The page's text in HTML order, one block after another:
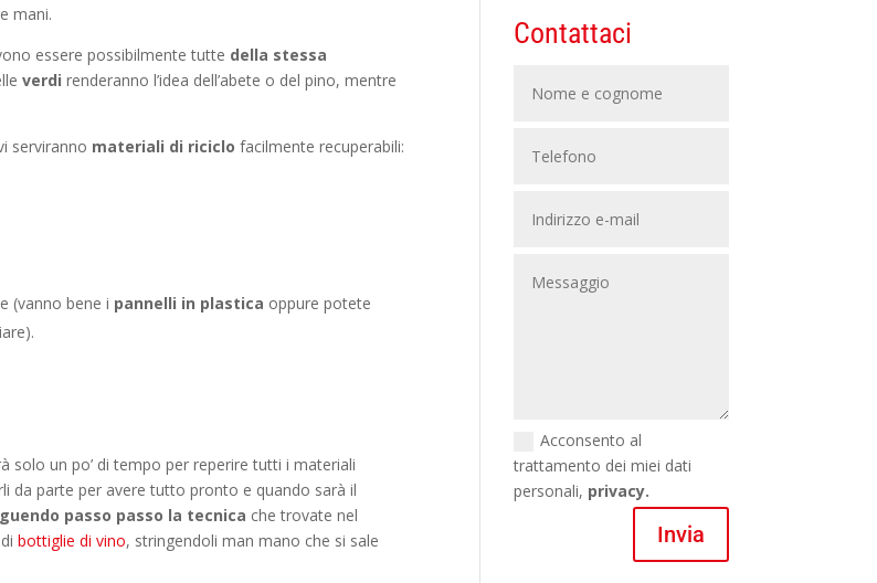
mani.
essere possibilmente tutte della stessa
verdi renderanno l’idea dell’abete o del pino, mentre
serviranno materiali di riciclo facilmente recuperabili:
(vanno bene i pannelli in plastica oppure potete
solo un po’ di tempo per reperire tutti i materiali
da parte per avere tutto pronto e quando sarà il
passo passo la tecnica che trovate nel
dibottiglie di vino, stringendoli man mano che si sale
Contattaci
Acconsento al
trattamento dei miei dati
personali, privacy.
Invia